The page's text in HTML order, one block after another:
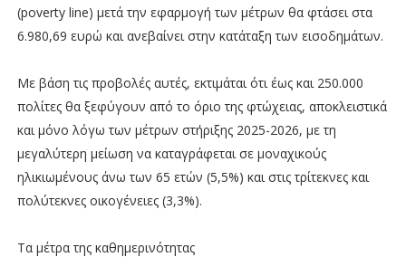
(poverty line) μετά την εφαρμογή των μέτρων θα φτάσει στα
6.980,69 ευρώ και ανεβαίνει στην κατάταξη των εισοδημάτων.
Με βάση τις προβολές αυτές, εκτιμάται ότι έως και 250.000
πολίτες θα ξεφύγουν από το όριο της φτώχειας, αποκλειστικά
και μόνο λόγω των μέτρων στήριξης 2025-2026, με τη
μεγαλύτερη μείωση να καταγράφεται σε μοναχικούς
ηλικιωμένους άνω των 65 ετών (5,5%) και στις τρίτεκνες και
πολύτεκνες οικογένειες (3,3%).
Τα μέτρα της καθημερινότητας